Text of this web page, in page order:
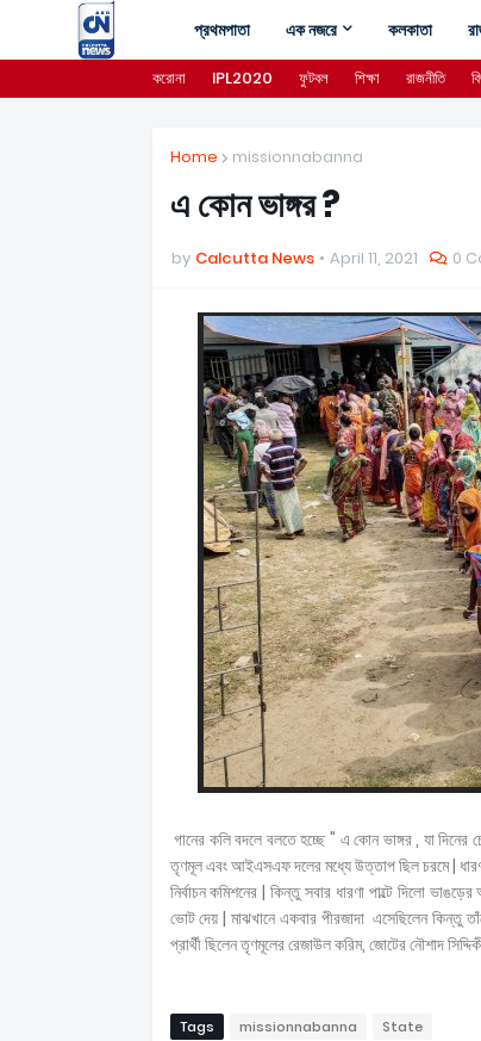
প্রথমপাতা এক নজরে কলকাতা
করোনা IPL2020 ফুটবল শিক্ষা রাজনীতি
Home missionnabanna
এ কোন ভাঙ্গর ?
by Calcutta News April 11, 2021 0
গানের কলি বদলে বলতে হচ্ছে " এ কোন ভাঙ্গর , যা দিনের
তৃণমূল এবং আইএসএফ দলের মধ্যে উত্তাপ ছিল চরমে | ধারণা
নির্বাচন কমিশনের | কিন্তু সবার ধারণা পাল্টে দিলো
ভোট দেয় | মাঝখানে একবার পীরজাদা এসেছিলেন কিন্তু
প্রার্থী ছিলেন তৃণমূলের রেজাউল করিম, জোটের নৌশাদ
Tags missionnabanna State